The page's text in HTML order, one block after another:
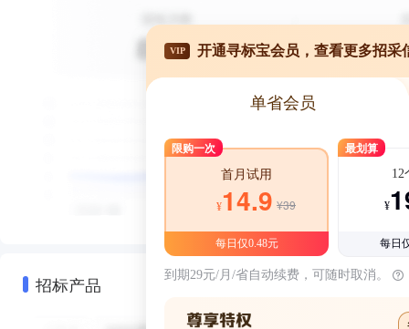
招标产品
VIP 开通寻标宝会员，查看更多招采
单省会员
限购一次
首月试用
¥14.9 ¥39
每日仅0.48元
最划算
12
¥
每日
到期29元/月/省自动续费，可随时取消。